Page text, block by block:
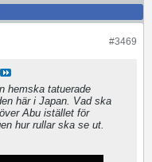
#3469
hemska tatuerade
här i Japan. Vad ska
Abu istället för
hur rullar ska se ut.